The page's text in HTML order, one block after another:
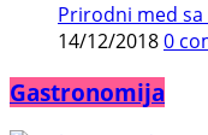
Prirodni med
14/12/20180
Gastronomija